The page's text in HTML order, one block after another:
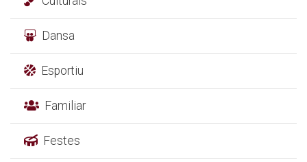
Dansa
Esportiu
Familiar
Festes